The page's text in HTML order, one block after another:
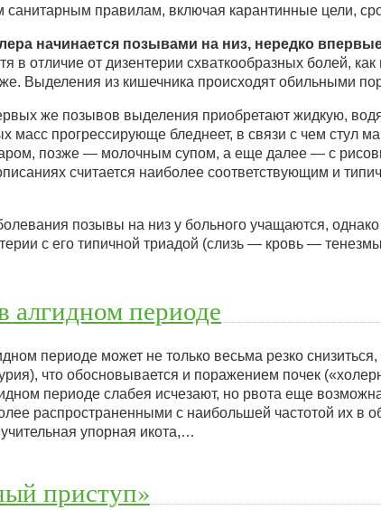
правилам, включая карантинные цели,
начинается позывами на низ, нередко
в отличие от дизентерии схваткообразных болей,
Выделения из кишечника происходят обильными
же позывов выделения приобретают жидкую,
масс прогрессирующе бледнеет, в связи с чем стул
позже — молочным супом, а еще далее — с
считается наиболее соответствующим и
позывы на низ у больного учащаются, однако
с его типичной триадой (слизь — кровь —
алгидном периоде
периоде может не только весьма резко
что обосновывается и поражением почек
периоде слабея исчезают, но рвота еще
распространенными с наибольшей частотой их в
упорная икота,…
приступ»